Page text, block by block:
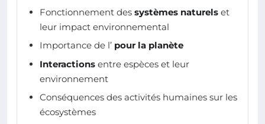
Fonctionnement des systèmes naturels et
leur impact environnemental
Importance de l’ pour la planète
Interactions entre espèces et leur
environnement
Conséquences des activités humaines sur les
écosystèmes